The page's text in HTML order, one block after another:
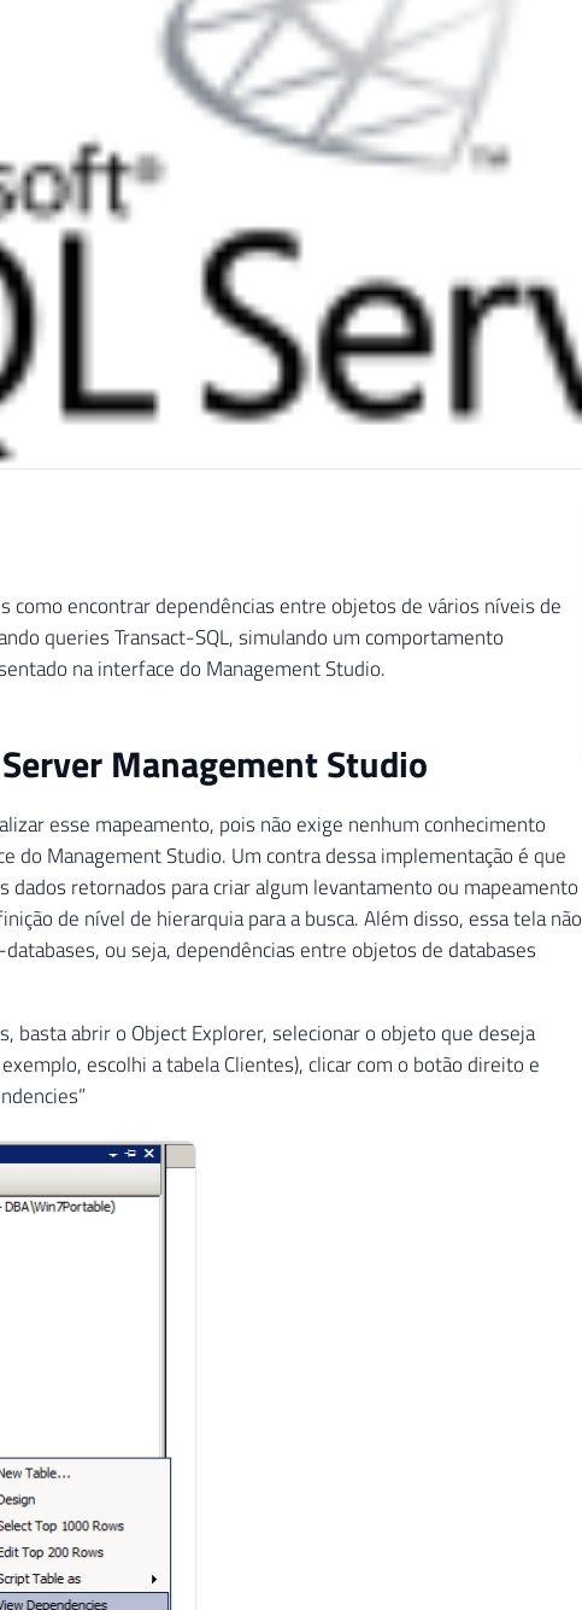
como encontrar dependências entre objetos de vários níveis de
queries Transact-SQL, simulando um comportamento
na interface do Management Studio.
Management Studio
esse mapeamento, pois não exige nenhum conhecimento
do Management Studio. Um contra dessa implementação é que
dados retornados para criar algum levantamento ou mapeamento
de nível de hierarquia para a busca. Além disso, essa tela não
ou seja, dependências entre objetos de databases
basta abrir o Object Explorer, selecionar o objeto que deseja
escolhi a tabela Clientes), clicar com o botão direito e